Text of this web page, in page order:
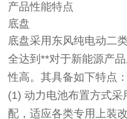
产品性能特点
底盘
底盘采用东风纯电动二
全达到**对于新能源产
性高。其具备如下特点：
(1)动力电池布置方式采
配，适应各类专用上装